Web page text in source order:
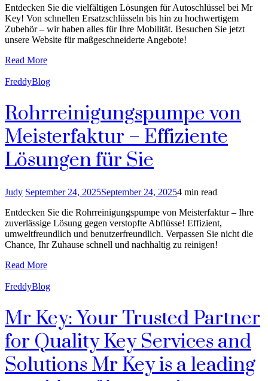
Entdecken Sie die vielfältigen Lösungen für Autoschlüssel bei Mr
Key! Von schnellen Ersatzschlüsseln bis hin zu hochwertigem
Zubehör – wir haben alles für Ihre Mobilität. Besuchen Sie jetzt
unsere Website für maßgeschneiderte Angebote!
Read More
FreddyBlog
Rohrreinigungspumpe von
Meisterfaktur – Effiziente
Lösungen für Sie
Judy September 24, 2025September 24, 20254 min read
Entdecken Sie die Rohrreinigungspumpe von Meisterfaktur – Ihre
zuverlässige Lösung gegen verstopfte Abflüsse! Effizient,
umweltfreundlich und benutzerfreundlich. Verpassen Sie nicht die
Chance, Ihr Zuhause schnell und nachhaltig zu reinigen!
Read More
FreddyBlog
Mr Key: Your Trusted Partner
for Quality Key Services and
Solutions Mr Key is a leading